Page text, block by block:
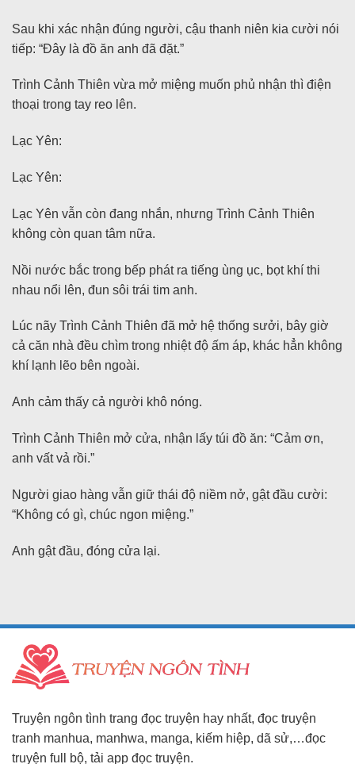
Sau khi xác nhận đúng người, cậu thanh niên kia cười nói
tiếp: “Đây là đồ ăn anh đã đặt.”
Trình Cảnh Thiên vừa mở miệng muốn phủ nhận thì điện
thoại trong tay reo lên.
Lạc Yên:
Lạc Yên:
Lạc Yên vẫn còn đang nhắn, nhưng Trình Cảnh Thiên
không còn quan tâm nữa.
Nồi nước bắc trong bếp phát ra tiếng ùng ục, bọt khí thi
nhau nổi lên, đun sôi trái tim anh.
Lúc nãy Trình Cảnh Thiên đã mở hệ thống sưởi, bây giờ
cả căn nhà đều chìm trong nhiệt độ ấm áp, khác hẳn không
khí lạnh lẽo bên ngoài.
Anh cảm thấy cả người khô nóng.
Trình Cảnh Thiên mở cửa, nhận lấy túi đồ ăn: “Cảm ơn,
anh vất vả rồi.”
Người giao hàng vẫn giữ thái độ niềm nở, gật đầu cười:
“Không có gì, chúc ngon miệng.”
Anh gật đầu, đóng cửa lại.
Truyện ngôn tình trang đọc truyện hay nhất, đọc truyện
tranh manhua, manhwa, manga, kiếm hiệp, dã sử,…đọc
truyện full bộ, tải app đọc truyện.